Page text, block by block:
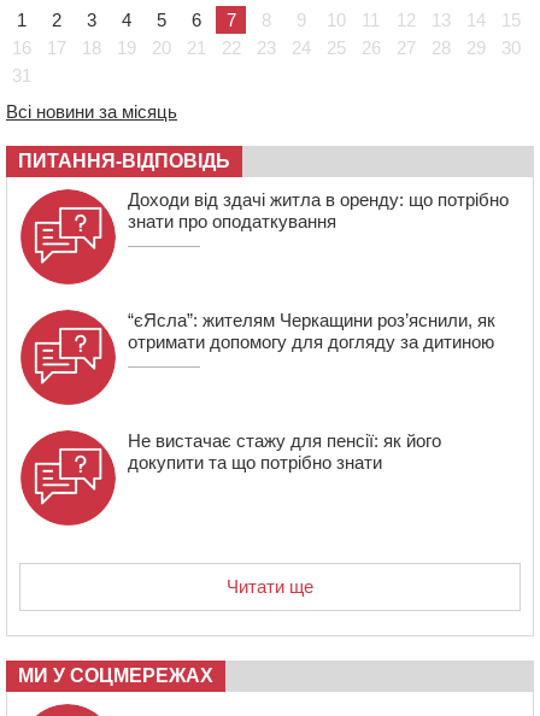
постраждалих від укусів тварин
18:15
Черкаська тренувальна квартира стала прикладом
17:40 ЧНУ увійшов до 50 найпопулярніших вишів України
1
2 3 4 5 6 7 8 9 10 11 12 13 14
15
16
17 18 19 20 21 22 23 24 25 26 27 28 29
30
31
Всі новини за місяць
ПИТАННЯ-ВІДПОВІДЬ
Доходи від здачі житла в оренду: що потрібно
знати про оподаткування
“єЯсла”: жителям Черкащини роз’яснили, як
отримати допомогу для догляду за дитиною
Не вистачає стажу для пенсії: як його
докупити та що потрібно знати
Читати ще
МИ У СОЦМЕРЕЖАХ